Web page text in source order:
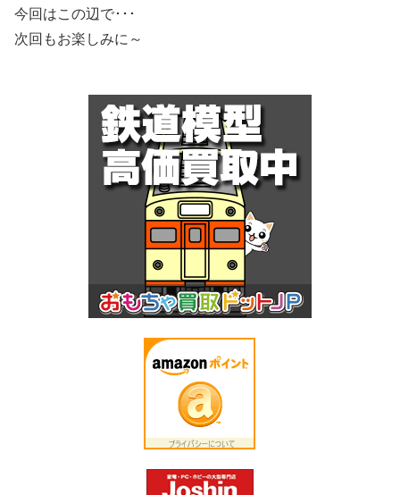
今回はこの辺で･･･
次回もお楽しみに～